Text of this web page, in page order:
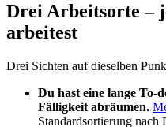
Drei Arbeitsorte –
arbeitest
Drei Sichten auf dieselben
Du hast eine lange To-
Fälligkeit abräumen.
Standardsortierung